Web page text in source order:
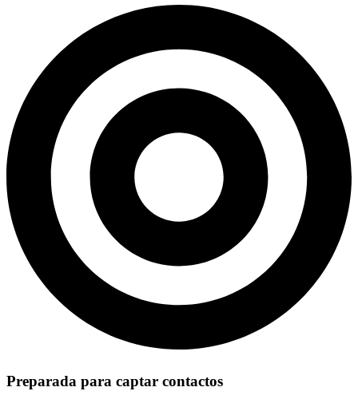
Preparada para captar contactos